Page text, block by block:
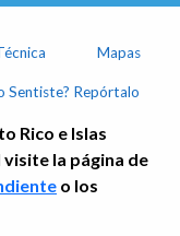
Mapas
Sentiste? Repórtalo
Rico e Islas
la página de
o los